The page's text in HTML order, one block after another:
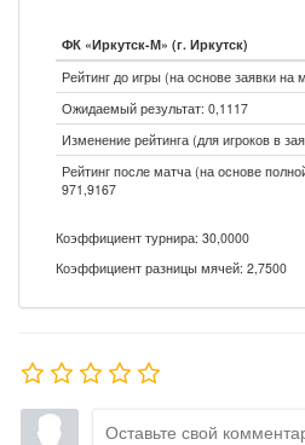
ФК «Иркутск-М» (г. Иркутск)
Рейтинг до игры (на основе заявки на
Ожидаемый результат: 0,1117
Изменение рейтинга (для игроков в
Рейтинг после матча (на основе
971,9167
Коэффициент турнира: 30,0000
Коэффициент разницы мячей: 2,7500